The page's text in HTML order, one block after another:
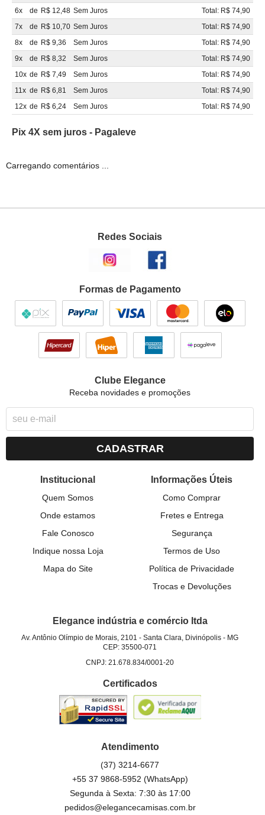
6x
de R$ 12,48 Sem Juros
Total: R$ 74,90
7x
de R$ 10,70 Sem Juros
Total: R$ 74,90
8x
de R$ 9,36 Sem Juros
Total: R$ 74,90
9x
de R$ 8,32 Sem Juros
Total: R$ 74,90
10x de R$ 7,49 Sem Juros
Total: R$ 74,90
11x de R$ 6,81 Sem Juros
Total: R$ 74,90
12x de R$ 6,24 Sem Juros Total: R$ 74,90
Pix 4X sem juros - Pagaleve
Carregando comentários ...
Redes Sociais
Formas de Pagamento
Clube Elegance
Receba novidades e promoções
CADASTRAR
Institucional
Quem Somos
Onde estamos
Fale Conosco
Indique nossa Loja
Mapa do Site
Informações Úteis
Como Comprar
Fretes e Entrega
Segurança
Termos de Uso
Política de Privacidade
Trocas e Devoluções
Elegance indústria e comércio ltda
Av. Antônio Olímpio de Morais, 2101 -Santa Clara, Divinópolis - MG
CEP: 35500-071
CNPJ: 21.678.834/0001-20
Certificados
Atendimento
(37) 3214-6677
+55 37 9868-5952 (WhatsApp)
Segunda à Sexta: 7:30 às 17:00
pedidos@elegancecamisas.com.br